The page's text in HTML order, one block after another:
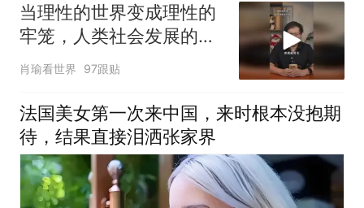
当理性的世界变成理性的
牢笼，人类社会发展的张
力，理性与非理性齐飞，
肖瑜看世界 97跟贴
法国美女第一次来中国，来时根本没抱期
待，结果直接泪洒张家界